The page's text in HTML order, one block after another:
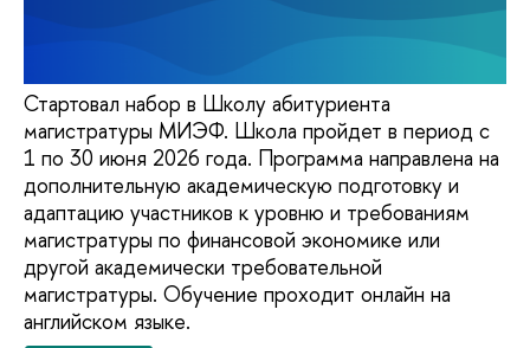
Стартовал набор в Школу абитуриента
магистратуры МИЭФ. Школа пройдет в период с
1 по 30 июня 2026 года. Программа направлена на
дополнительную академическую подготовку и
адаптацию участников к уровню и требованиям
магистратуры по финансовой экономике или
другой академически требовательной
магистратуры. Обучение проходит онлайн на
английском языке.